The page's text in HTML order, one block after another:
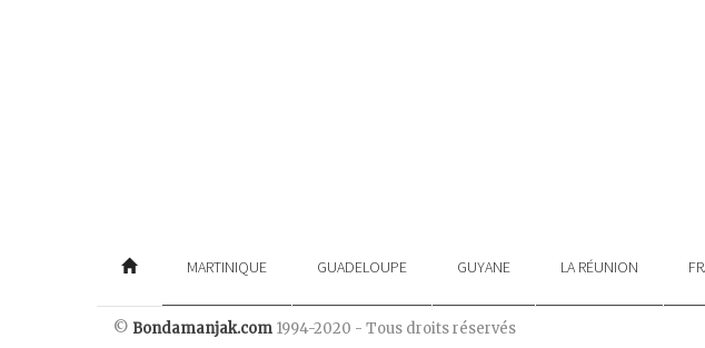
MARTINIQUE GUADELOUPE GUYANE LA RÉUNION
© Bondamanjak.com 1994-2020 - Tous droits réservés